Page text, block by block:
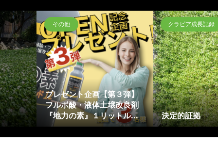
その他
プレゼント企画【第３弾】
フルボ酸・液体土壌改良剤
『地力の素』１リットル...
クラピア成長記録
決定的証拠